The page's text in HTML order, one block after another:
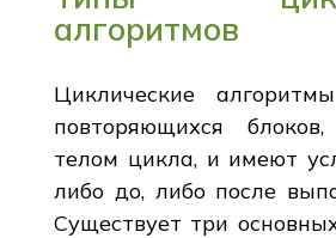
алгоритмов
Циклические
повторяющихся
телом цикла, и имеют
либо до, либо после
Существует три